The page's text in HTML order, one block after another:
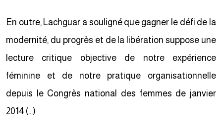
En outre, Lachguar a souligné que gagner le défi de la
modernité, du progrès et de la libération suppose une
lecture critique objective de notre expérience
féminine et de notre pratique organisationnelle
depuis le Congrès national des femmes de janvier
2014 (…)